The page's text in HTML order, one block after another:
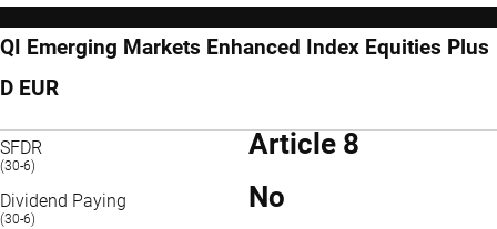
QI Emerging Markets Enhanced Index Equities Plus
D EUR
SFDR
(30-6)
Article 8
Dividend Paying
(30-6)
No